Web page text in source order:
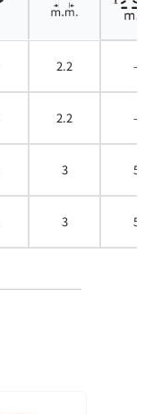
2.2 –
2.2 –
3 5
3 5